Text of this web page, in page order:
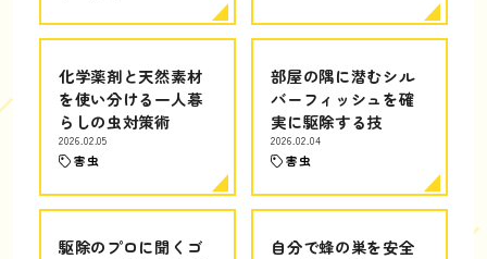
化学薬剤と天然素材
を使い分ける一人暮
らしの虫対策術
2026.02.05
害虫
部屋の隅に潜むシル
バーフィッシュを確
実に駆除する技
2026.02.04
害虫
駆除のプロに聞くゴ
自分で蜂の巣を安全